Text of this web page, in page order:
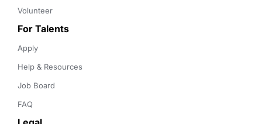
Volunteer
For Talents
Apply
Help & Resources
Job Board
FAQ